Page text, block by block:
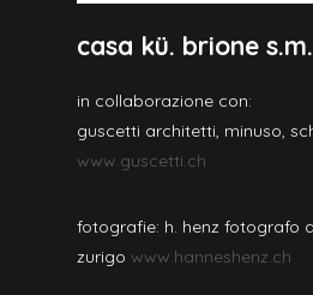
casa kü. brione
in collaborazione con:
guscetti architetti, minuso,
www.guscetti.ch
fotografie: h. henz fotografo
zurigo www.hanneshenz.ch